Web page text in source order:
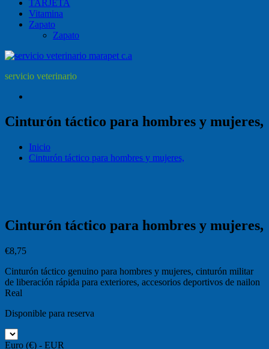
TARJETA
Vitamina
Zapato
Zapato
servicio veterinario
Cinturón táctico para hombres y mujeres,
Inicio
Cinturón táctico para hombres y mujeres,
Cinturón táctico para hombres y mujeres,
€8,75
Cinturón táctico genuino para hombres y mujeres, cinturón militar
de liberación rápida para exteriores, accesorios deportivos de nailon
Real
Disponible para reserva
Euro (€) - EUR